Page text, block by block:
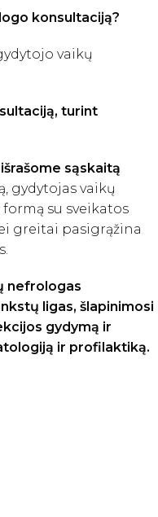
konsultaciją?
vaikų
turint
išrašome sąskaitą
gydytojas vaikų
su sveikatos
greitai pasigrąžina
nefrologas
ligas, šlapinimosi
gydymą ir
ir profilaktiką.